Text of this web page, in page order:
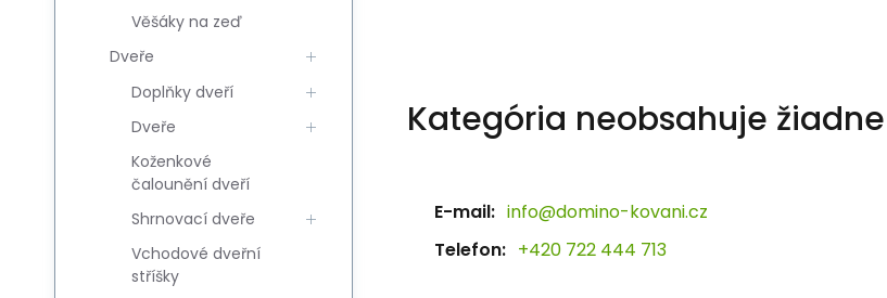
Kategória neobsahuje
E-mail: info@domino-kovani.cz
Telefon: +420 722 444 713
Věšáky na zeď
Dveře
Doplňky dveří
Dveře
Koženkové
čalounění dveří
Shrnovací dveře
Vchodové dveřní
stříšky